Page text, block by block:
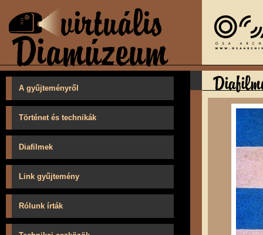
A gyűjteményről
Történet és technikák
Diafilmek
Link gyűjtemény
Rólunk írták